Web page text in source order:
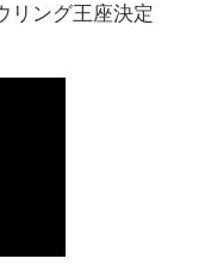
リング王座決定